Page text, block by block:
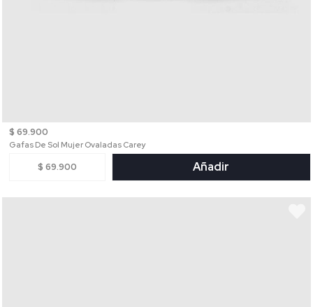
$ 69.900
Gafas De Sol Mujer Ovaladas Carey
$ 69.900 Añadir